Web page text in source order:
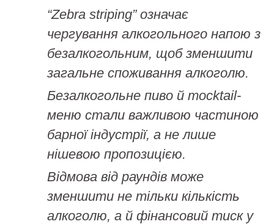
“Zebra striping” означає
чергування алкогольного напою з
безалкогольним, щоб зменшити
загальне споживання алкоголю.
Безалкогольне пиво й mocktail-
меню стали важливою частиною
барної індустрії, а не лише
нішевою пропозицією.
Відмова від раундів може
зменшити не тільки кількість
алкоголю, а й фінансовий тиск у